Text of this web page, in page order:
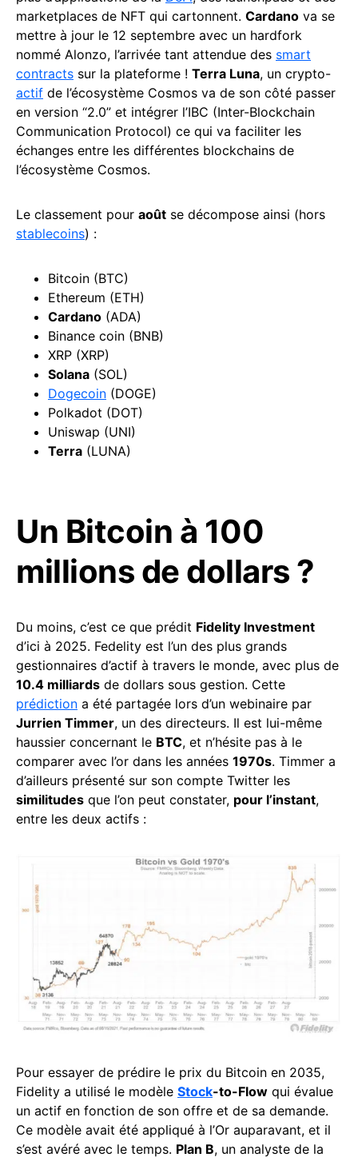
marketplaces de NFT qui cartonnent. Cardano va se
mettre à jour le 12 septembre avec un hardfork
nommé Alonzo, l’arrivée tant attendue des smart
contracts sur la plateforme ! Terra Luna, un crypto-
actif de l’écosystème Cosmos va de son côté passer
en version “2.0” et intégrer l’IBC (Inter-Blockchain
Communication Protocol) ce qui va faciliter les
échanges entre les différentes blockchains de
l’écosystème Cosmos.
Le classement pour août se décompose ainsi (hors
stablecoins) :
Bitcoin (BTC)
Ethereum (ETH)
Cardano (ADA)
Binance coin (BNB)
XRP (XRP)
Solana (SOL)
Dogecoin (DOGE)
Polkadot (DOT)
Uniswap (UNI)
Terra (LUNA)
Un Bitcoin à 100
millions de dollars ?
Du moins, c’est ce que prédit Fidelity Investment
d’ici à 2025. Fedelity est l’un des plus grands
gestionnaires d’actif à travers le monde, avec plus de
10.4 milliards de dollars sous gestion. Cette
prédiction a été partagée lors d’un webinaire par
Jurrien Timmer, un des directeurs. Il est lui-même
haussier concernant le BTC, et n’hésite pas à le
comparer avec l’or dans les années 1970s. Timmer a
d’ailleurs présenté sur son compte Twitter les
similitudes que l’on peut constater, pour l’instant,
entre les deux actifs :
Pour essayer de prédire le prix du Bitcoin en 2035,
Fidelity a utilisé le modèle Stock-to-Flow qui évalue
un actif en fonction de son offre et de sa demande.
Ce modèle avait été appliqué à l’Or auparavant, et il
s’est avéré avec le temps. Plan B, un analyste de la